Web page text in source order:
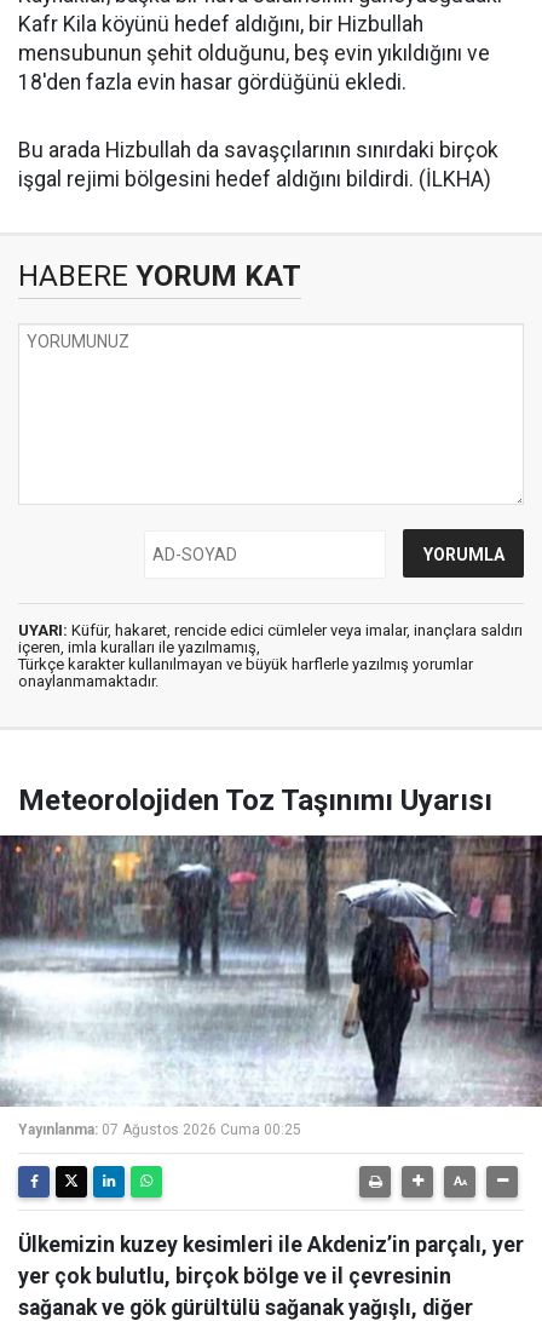
Kafr Kila köyünü hedef aldığını, bir Hizbullah
mensubunun şehit olduğunu, beş evin yıkıldığını ve
18'den fazla evin hasar gördüğünü ekledi.
Bu arada Hizbullah da savaşçılarının sınırdaki birçok
işgal rejimi bölgesini hedef aldığını bildirdi. (İLKHA)
HABERE YORUM KAT
UYARI: Küfür, hakaret, rencide edici cümleler veya imalar, inançlara saldırı
içeren, imla kuralları ile yazılmamış,
Türkçe karakter kullanılmayan ve büyük harflerle yazılmış yorumlar
onaylanmamaktadır.
Meteorolojiden Toz Taşınımı Uyarısı
Yayınlanma: 07 Ağustos 2026 Cuma 00:25
Ülkemizin kuzey kesimleri ile Akdeniz’in parçalı, yer
yer çok bulutlu, birçok bölge ve il çevresinin
sağanak ve gök gürültülü sağanak yağışlı, diğer